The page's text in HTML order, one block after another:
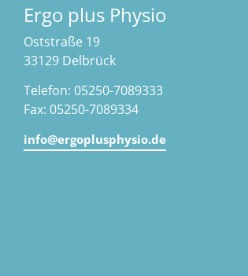
Ergo plus Physio
Oststraße 19
33129 Delbrück
Telefon: 05250-7089333
Fax: 05250-7089334
info@ergoplusphysio.de